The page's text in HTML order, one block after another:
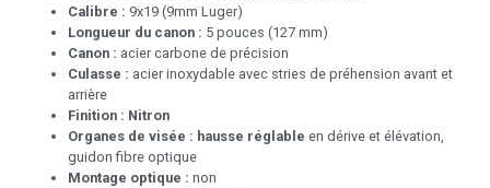
Calibre : 9x19 (9mm Luger)
Longueur du canon : 5 pouces (127 mm)
Canon : acier carbone de précision
Culasse : acier inoxydable avec stries de préhension avant et
arrière
Finition : Nitron
Organes de visée : hausse réglable en dérive et élévation,
guidon fibre optique
Montage optique : non